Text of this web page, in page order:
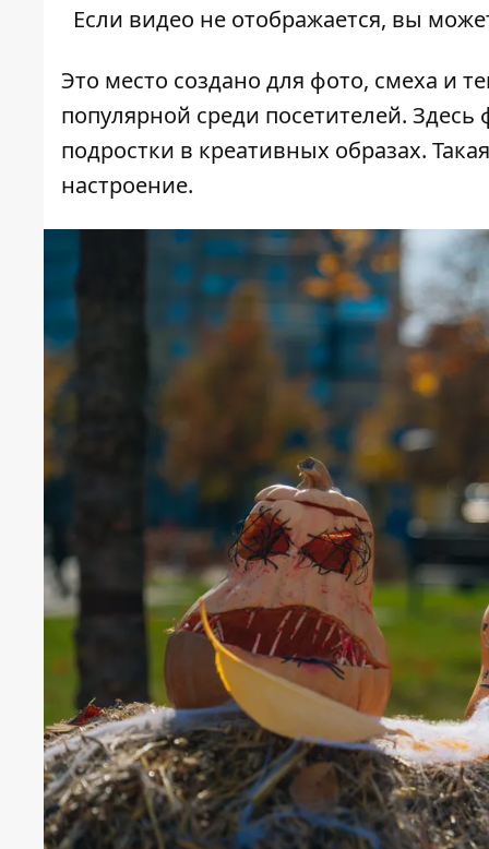
Если видео не отображается, вы
Это место создано для фото, смеха и
популярной среди посетителей.
подростки в креативных образах.
настроение.